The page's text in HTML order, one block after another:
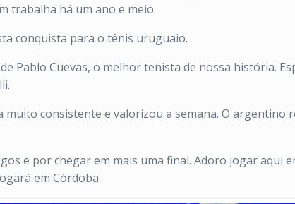
trabalha há um ano e meio.
conquista para o tênis uruguaio.
Pablo Cuevas, o melhor tenista de nossa história.
consistente e valorizou a semana. O argentino
e por chegar em mais uma final. Adoro jogar aqui
em Córdoba.